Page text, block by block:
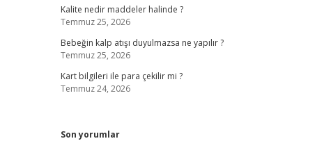
Kalite nedir maddeler halinde ?
Temmuz 25, 2026
Bebeğin kalp atışı duyulmazsa ne yapılır ?
Temmuz 25, 2026
Kart bilgileri ile para çekilir mi ?
Temmuz 24, 2026
Son yorumlar